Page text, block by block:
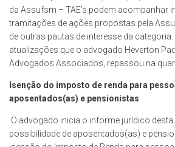
da Assufsm – TAE’s podem acompanhar
tramitações de ações propostas pela
de outras pautas de interesse da
atualizações que o advogado Heverton
Advogados Associados, repassou na
Isenção do imposto de renda para
aposentados(as) e pensionistas
O advogado inicia o informe jurídico
possibilidade de aposentados(as) e